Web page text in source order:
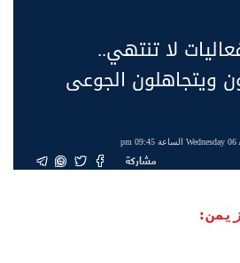
لا تنتهي..
ويتجاهلون الجوعى
مشاركة